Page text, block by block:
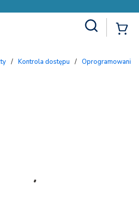
/ Kontrola dostępu / Oprogramowanie